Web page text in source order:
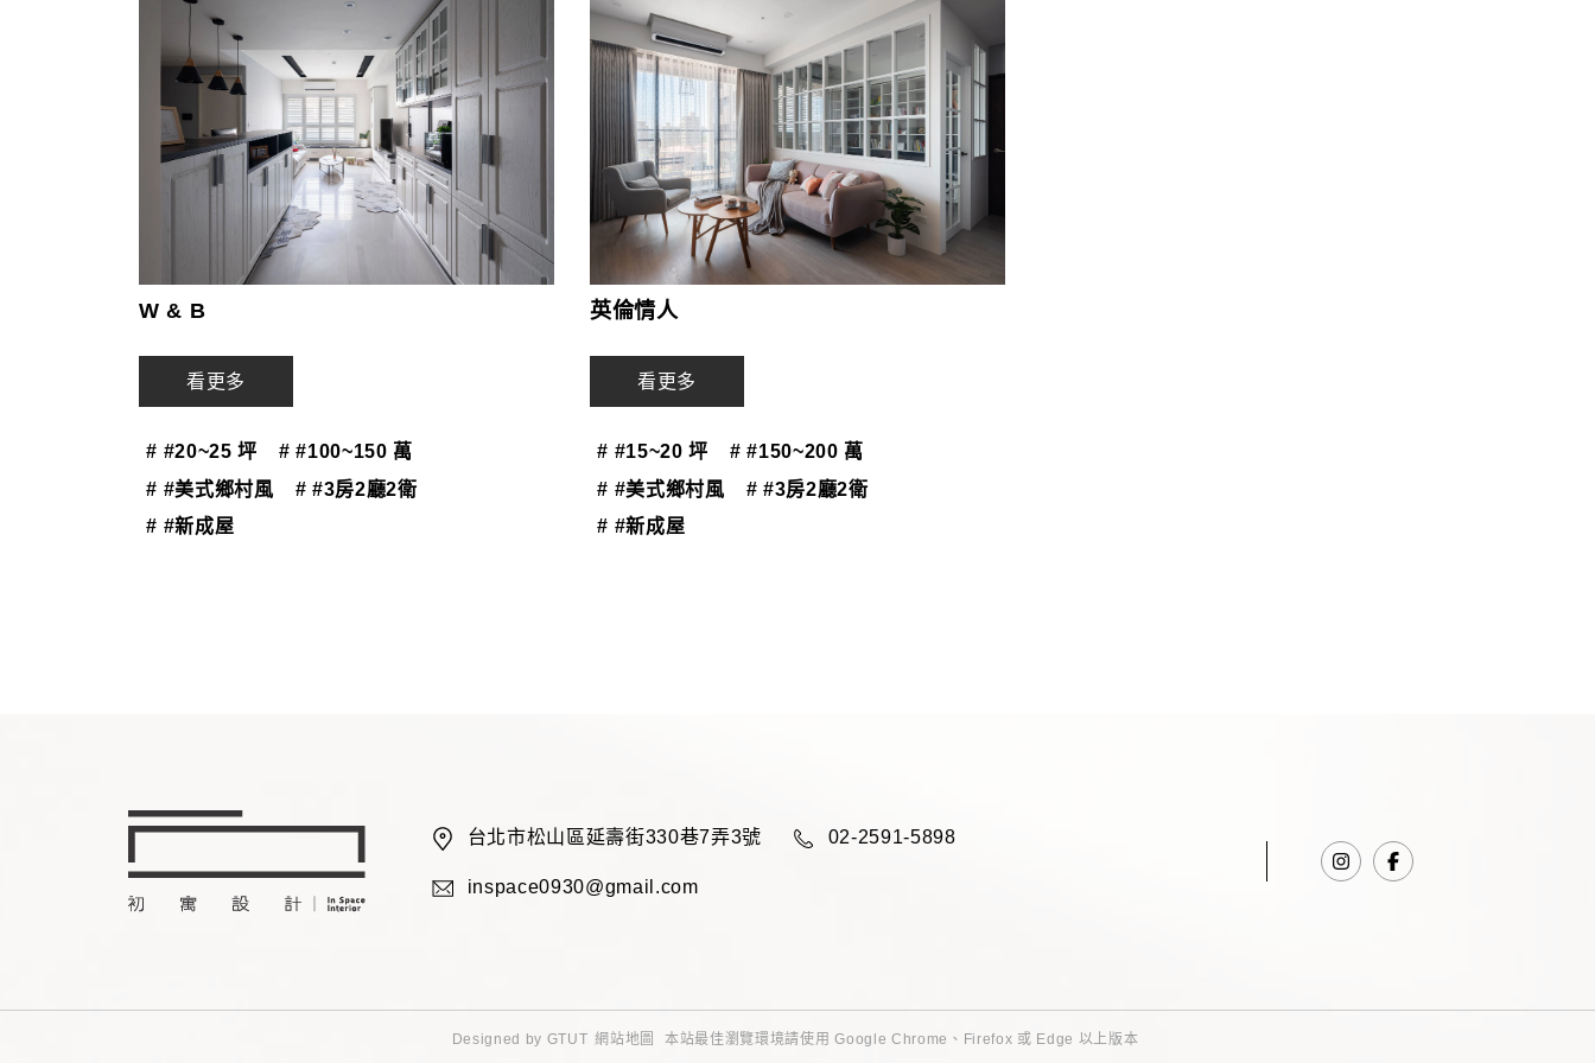
W & B
看更多
# #20~25 坪
# #100~150 萬
# #美式鄉村風
# #3房2廳2衛
# #新成屋
英倫情人
看更多
# #15~20 坪
# #150~200 萬
# #美式鄉村風
# #3房2廳2衛
# #新成屋
台北市松山區延壽街330巷7弄3號 02-2591-5898
inspace0930@gmail.com
Designed by GTUT 網站地圖 本站最佳瀏覽環境請使用 Google Chrome、Firefox 或 Edge 以上版本